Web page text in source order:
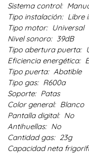
Sistema control:
Tipo instalación: Libre
Tipo motor: Universal
Nivel sonoro: 39dB
Tipo abertura puerta:
Eficiencia energética: E
Tipo puerta: Abatible
Tipo gas: R600a
Soporte: Patas
Color general: Blanco
Pantalla digital: No
Antihuellas: No
Cantidad gas: 23g
Capacidad neta